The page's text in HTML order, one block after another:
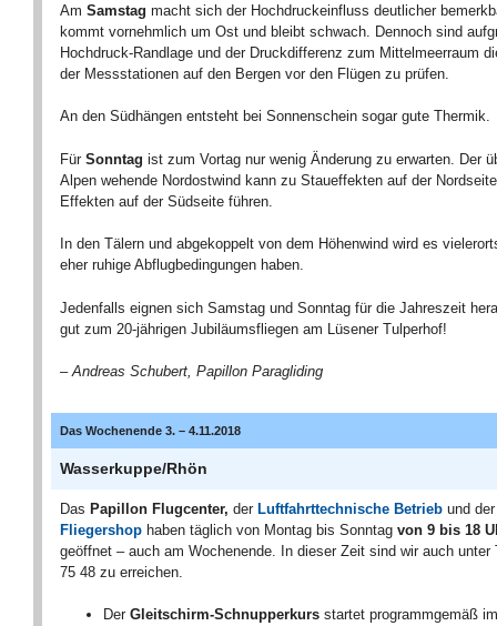
Am Samstag macht sich der Hochdruckeinfluss deutlicher
kommt vornehmlich um Ost und bleibt schwach. Dennoch sind
Hochdruck-Randlage und der Druckdifferenz zum Mittelmeerraum
der Messstationen auf den Bergen vor den Flügen zu prüfen.
An den Südhängen entsteht bei Sonnenschein sogar gute Thermik.
Für Sonntag ist zum Vortag nur wenig Änderung zu erwarten. Der
Alpen wehende Nordostwind kann zu Staueffekten auf der
Effekten auf der Südseite führen.
In den Tälern und abgekoppelt von dem Höhenwind wird es
eher ruhige Abflugbedingungen haben.
Jedenfalls eignen sich Samstag und Sonntag für die Jahreszeit
gut zum 20-jährigen Jubiläumsfliegen am Lüsener Tulperhof!
– Andreas Schubert, Papillon Paragliding
Das Wochenende 3. – 4.11.2018
Wasserkuppe/Rhön
Das Papillon Flugcenter, der Luftfahrttechnische Betrieb und der
Fliegershop haben täglich von Montag bis Sonntag von 9 bis 18
geöffnet – auch am Wochenende. In dieser Zeit sind wir auch unter
75 48 zu erreichen.
Der Gleitschirm-Schnupperkurs startet programmgemäß